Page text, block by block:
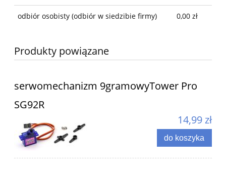
odbiór osobisty (odbiór w siedzibie firmy) 0,00 zł
Produkty powiązane
serwomechanizm 9gramowyTower Pro
SG92R
14,99 zł
do koszyka